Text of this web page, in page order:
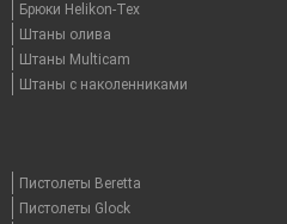
Брюки Helikon-Tex
Штаны олива
Штаны Multicam
Штаны с наколенниками
Пистолеты Beretta
Пистолеты Glock